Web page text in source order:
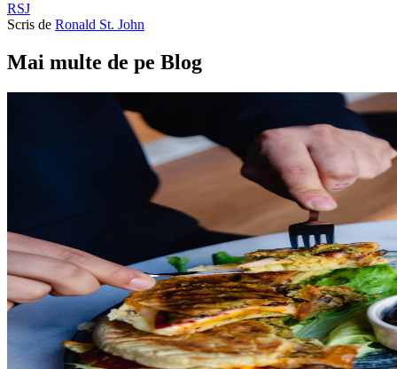
RSJ
Scris de Ronald St. John
Mai multe de pe Blog